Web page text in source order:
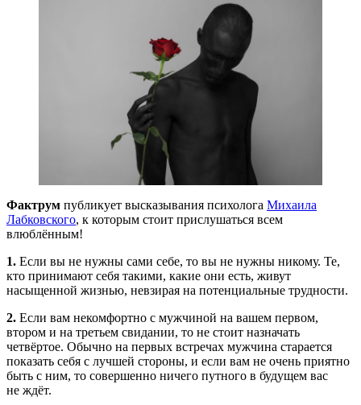
Фактрум публикует высказывания психолога Михаила
Лабковского, к которым стоит прислушаться всем
влюблённым!
1. Если вы не нужны сами себе, то вы не нужны никому. Те,
кто принимают себя такими, какие они есть, живут
насыщенной жизнью, невзирая на потенциальные трудности.
2. Если вам некомфортно с мужчиной на вашем первом,
втором и на третьем свидании, то не стоит назначать
четвёртое. Обычно на первых встречах мужчина старается
показать себя с лучшей стороны, и если вам не очень приятно
быть с ним, то совершенно ничего путного в будущем вас
не ждёт.